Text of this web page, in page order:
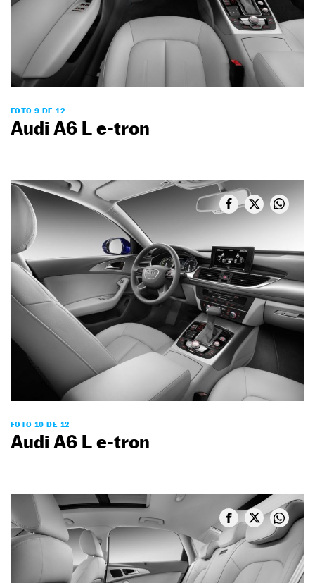
FOTO 9 DE 12
Audi A6 L e-tron
FOTO 10 DE 12
Audi A6 L e-tron